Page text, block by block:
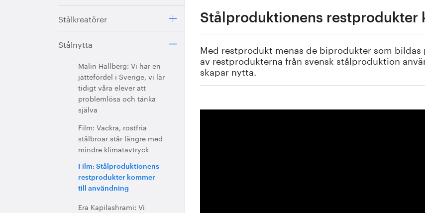
Stålkreatörer
Stålnytta
Malin Hallberg: Vi har en
jättefördel i Sverige, vi lär
tidigt våra elever att
problemlösa och tänka
själva
Film: Vackra, rostfria
stålbroar står längre med
mindre klimatavtryck
Film: Stålproduktionens
restprodukter kommer
till användning
Era Kapilashrami: Vi
Stålproduktionens restprodukter
Med restprodukt menas de biprodukter som
av restprodukterna från svensk stålproduktion
skapar nytta.